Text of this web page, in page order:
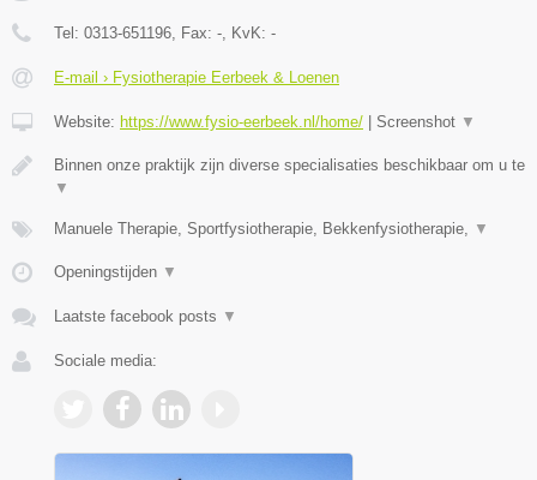
Tel: 0313-651196 , Fax: - , KvK: -
E-mail › Fysiotherapie Eerbeek & Loenen
Website: https://www.fysio-eerbeek.nl/home/ | Screenshot ▼
Binnen onze praktijk zijn diverse specialisaties beschikbaar om u te
▼
Manuele Therapie, Sportfysiotherapie, Bekkenfysiotherapie, ▼
Openingstijden ▼
Laatste facebook posts ▼
Sociale media: